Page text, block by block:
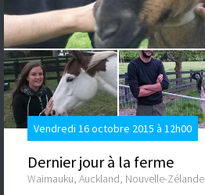
Vendredi 16 octobre 2015 à 12h00
Dernier jour à la ferme
Waimauku, Auckland, Nouvelle-Zélande